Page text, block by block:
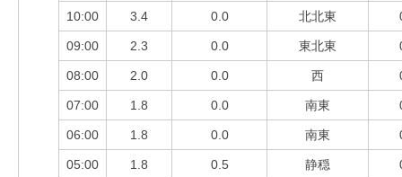
10:00 3.4 0.0 北北東
09:00 2.3 0.0 東北東
08:00 2.0 0.0 西
07:00 1.8 0.0 南東
06:00 1.8 0.0 南東
05:00 1.8 0.5 静穏